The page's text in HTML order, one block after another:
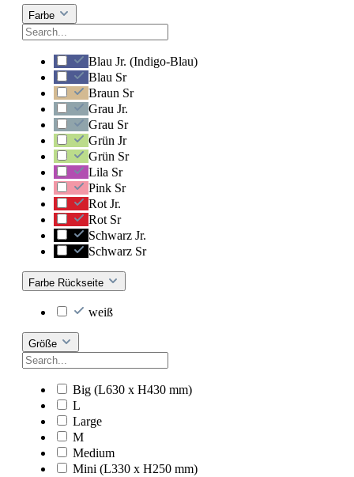
Farbe
Blau Jr. (Indigo-Blau)
Blau Sr
Braun Sr
Grau Jr.
Grau Sr
Grün Jr
Grün Sr
Lila Sr
Pink Sr
Rot Jr.
Rot Sr
Schwarz Jr.
Schwarz Sr
Farbe Rückseite
weiß
Größe
Big (L630 x H430 mm)
L
Large
M
Medium
Mini (L330 x H250 mm)